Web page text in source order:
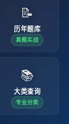
📝
历年题库
真题实战
📚
大类查询
专业分类